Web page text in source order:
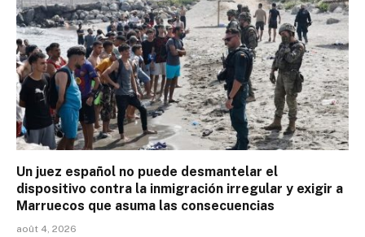
Un juez español no puede desmantelar el
dispositivo contra la inmigración irregular y exigir a
Marruecos que asuma las consecuencias
août 4, 2026